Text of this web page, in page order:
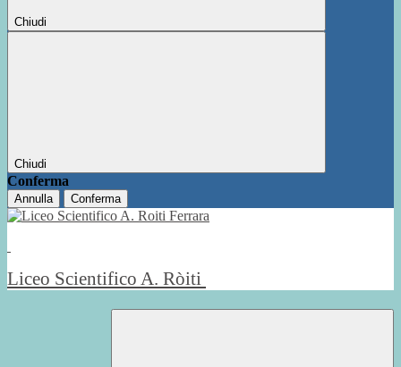
Chiudi
Chiudi
Conferma
Annulla Conferma
Liceo Scientifico A. Ròiti